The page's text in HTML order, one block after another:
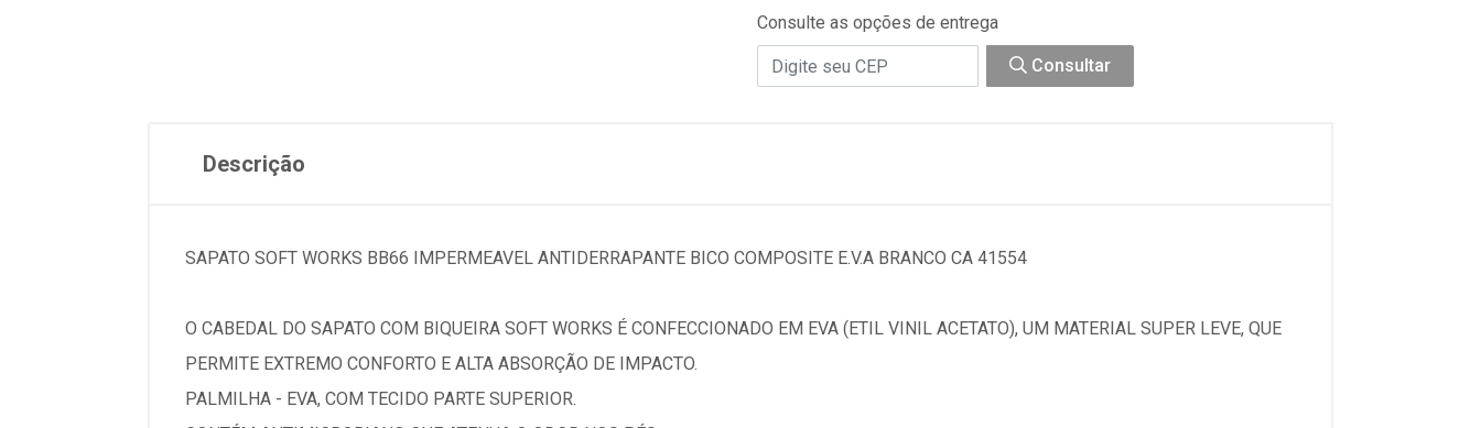
Consulte as opções de entrega
Consultar
Descrição
SAPATO SOFT WORKS BB66 IMPERMEAVEL ANTIDERRAPANTE BICO COMPOSITE E.V.A BRANCO CA 41554
O CABEDAL DO SAPATO COM BIQUEIRA SOFT WORKS É CONFECCIONADO EM EVA (ETIL VINIL ACETATO), UM MATERIAL SUPER LEVE, QUE
PERMITE EXTREMO CONFORTO E ALTA ABSORÇÃO DE IMPACTO.
PALMILHA - EVA, COM TECIDO PARTE SUPERIOR.